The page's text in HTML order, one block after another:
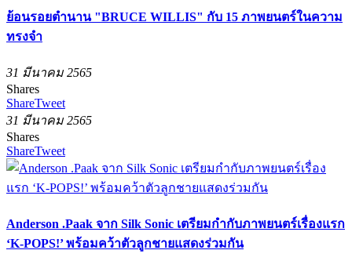
ย้อนรอยตำนาน "BRUCE WILLIS" กับ 15 ภาพยนตร์ในความ
ทรงจำ
31 มีนาคม 2565
Shares
ShareTweet
31 มีนาคม 2565
Shares
ShareTweet
Anderson .Paak จาก Silk Sonic เตรียมกำกับภาพยนตร์เรื่องแรก
‘K-POPS!’ พร้อมคว้าตัวลูกชายแสดงร่วมกัน